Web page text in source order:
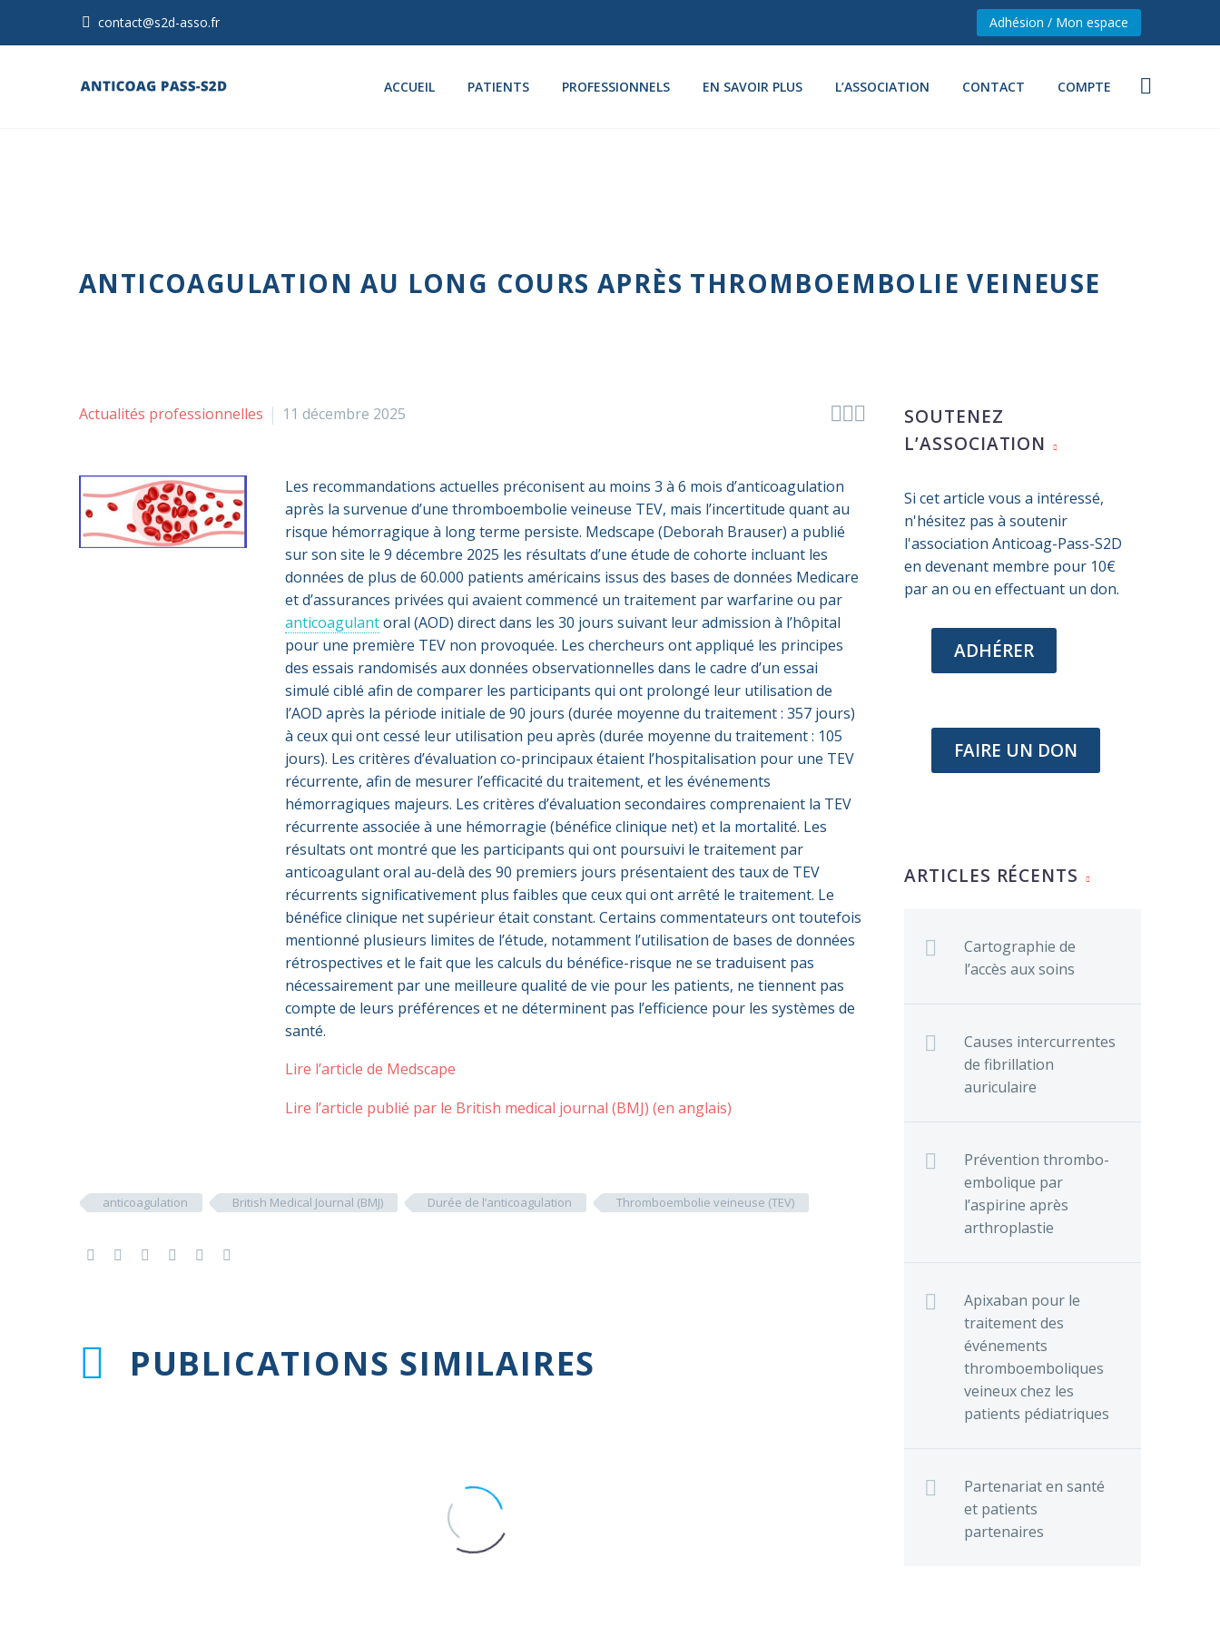
contact@s2d-asso.fr Adhésion / Mon espace
ACCUEIL PATIENTS PROFESSIONNELS EN SAVOIR PLUS L’ASSOCIATION CONTACT COMPTE
ANTICOAGULATION AU LONG COURS APRÈS THROMBOEMBOLIE VEINEUSE

Actualités professionnelles 11 décembre 2025
Les recommandations actuelles préconisent au moins 3 à 6 mois d’anticoagulation
après la survenue d’une thromboembolie veineuse TEV, mais l’incertitude quant au
risque hémorragique à long terme persiste. Medscape (Deborah Brauser) a publié
sur son site le 9 décembre 2025 les résultats d’une étude de cohorte incluant les
données de plus de 60.000 patients américains issus des bases de données Medicare
et d’assurances privées qui avaient commencé un traitement par warfarine ou par
anticoagulantoral (AOD) direct dans les 30 jours suivant leur admission à l’hôpital
pour une première TEV non provoquée. Les chercheurs ont appliqué les principes
des essais randomisés aux données observationnelles dans le cadre d’un essai
simulé ciblé afin de comparer les participants qui ont prolongé leur utilisation de
l’AOD après la période initiale de 90 jours (durée moyenne du traitement : 357 jours)
à ceux qui ont cessé leur utilisation peu après (durée moyenne du traitement : 105
jours). Les critères d’évaluation co-principaux étaient l’hospitalisation pour une TEV
récurrente, afin de mesurer l’efficacité du traitement, et les événements
hémorragiques majeurs. Les critères d’évaluation secondaires comprenaient la TEV
récurrente associée à une hémorragie (bénéfice clinique net) et la mortalité. Les
résultats ont montré que les participants qui ont poursuivi le traitement par
anticoagulant oral au-delà des 90 premiers jours présentaient des taux de TEV
récurrents significativement plus faibles que ceux qui ont arrêté le traitement. Le
bénéfice clinique net supérieur était constant. Certains commentateurs ont toutefois
mentionné plusieurs limites de l’étude, notamment l’utilisation de bases de données
rétrospectives et le fait que les calculs du bénéfice-risque ne se traduisent pas
nécessairement par une meilleure qualité de vie pour les patients, ne tiennent pas
compte de leurs préférences et ne déterminent pas l’efficience pour les systèmes de
santé.
Lire l’article de Medscape
Lire l’article publié par le British medical journal (BMJ) (en anglais)
anticoagulation British Medical Journal (BMJ) Durée de l’anticoagulation Thromboembolie veineuse (TEV)
PUBLICATIONS SIMILAIRES
SOUTENEZ
L’ASSOCIATION
Si cet article vous a intéressé,
n'hésitez pas à soutenir
l'association Anticoag-Pass-S2D
en devenant membre pour 10€
par an ou en effectuant un don.
ADHÉRER
FAIRE UN DON
ARTICLES RÉCENTS
Cartographie de
l’accès aux soins
Causes intercurrentes
de fibrillation
auriculaire
Prévention thrombo-
embolique par
l’aspirine après
arthroplastie
Apixaban pour le
traitement des
événements
thromboemboliques
veineux chez les
patients pédiatriques
Partenariat en santé
et patients
partenaires